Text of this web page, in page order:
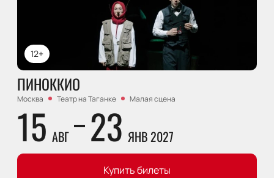
12+
ПИНОККИО
Москва Театр на Таганке Малая сцена
15 АВГ 23 ЯНВ 2027
Купить билеты